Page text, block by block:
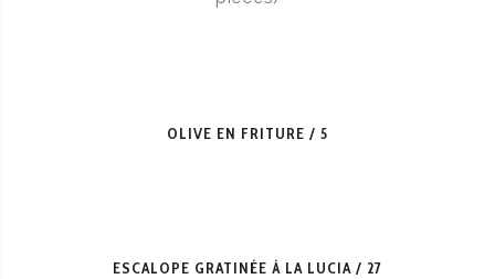
OLIVE EN FRITURE 5
ESCALOPE GRATINÉE À LA LUCIA 27